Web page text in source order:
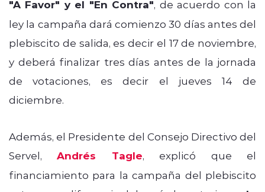
"A Favor" y el "En Contra", de acuerdo con la
ley la campaña dará comienzo 30 días antes del
plebiscito de salida, es decir el 17 de noviembre,
y deberá finalizar tres días antes de la jornada
de votaciones, es decir el jueves 14 de
diciembre.
Además, el Presidente del Consejo Directivo del
Servel,Andrés Tagle, explicó que el
financiamiento para la campaña del plebiscito